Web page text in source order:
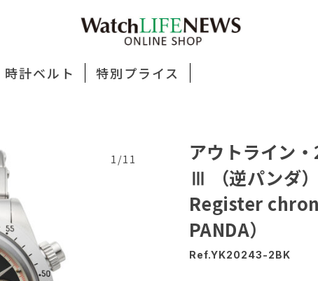
時計ベルト 特別プライス
1/11
アウトライン
Ⅲ （逆パンダ
Register
PANDA）
Ref.YK20243-2BK